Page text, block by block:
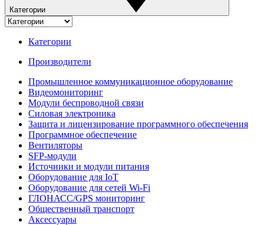
Категории
Категории
Производители
Промышленное коммуникационное оборудование
Видеомониторинг
Модули беспроводной связи
Силовая электроника
Защита и лицензирование программного обеспечения
Программное обеспечение
Вентиляторы
SFP-модули
Источники и модули питания
Оборудование для IoT
Оборудование для сетей Wi-Fi
ГЛОНАСС/GPS мониторинг
Общественный транспорт
Аксессуары